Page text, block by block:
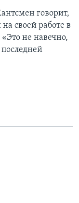
говорит,
своей работе в
не навечно,